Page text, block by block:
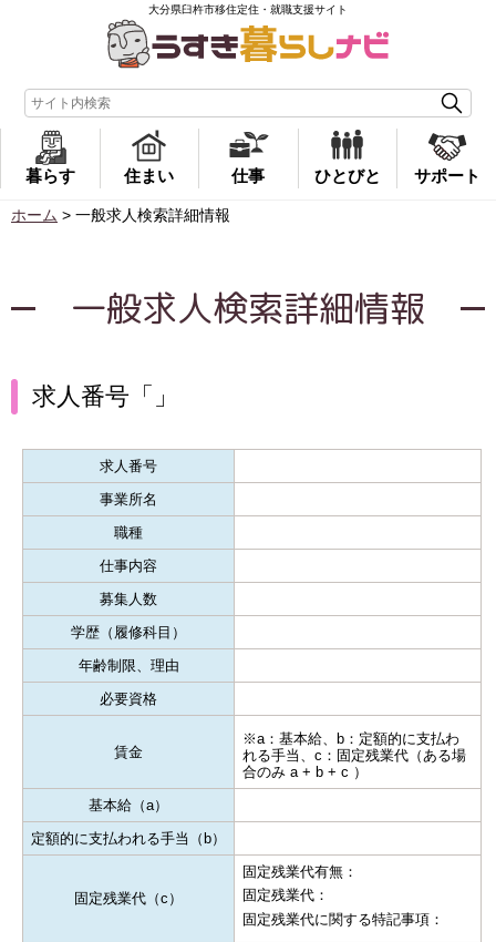
大分県臼杵市移住定住・就職支援サイト
暮らす 住まい 仕事 ひとびと サポート
ホーム > 一般求人検索詳細情報
一般求人検索詳細情報
求人番号「」
求人番号
事業所名
職種
仕事内容
募集人数
学歴（履修科目）
年齢制限、理由
必要資格
賃金
※a：基本給、b：定額的に支払わ
れる手当、c：固定残業代（ある場
合のみ a + b + c ）
基本給（a）
定額的に支払われる手当（b）
固定残業代（c）
固定残業代有無：
固定残業代：
固定残業代に関する特記事項：